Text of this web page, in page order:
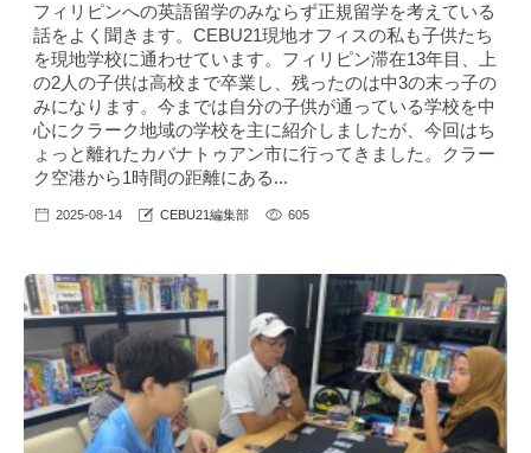
フィリピンへの英語留学のみならず正規留学を考えている
話をよく聞きます。CEBU21現地オフィスの私も子供たち
を現地学校に通わせています。フィリピン滞在13年目、上
の2人の子供は高校まで卒業し、残ったのは中3の末っ子の
みになります。今までは自分の子供が通っている学校を中
心にクラーク地域の学校を主に紹介しましたが、今回はち
ょっと離れたカバナトゥアン市に行ってきました。クラー
ク空港から1時間の距離にある...
2025-08-14 CEBU21編集部 605